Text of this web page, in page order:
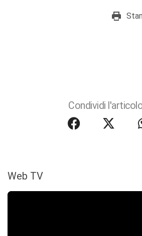
Condividi
Web TV